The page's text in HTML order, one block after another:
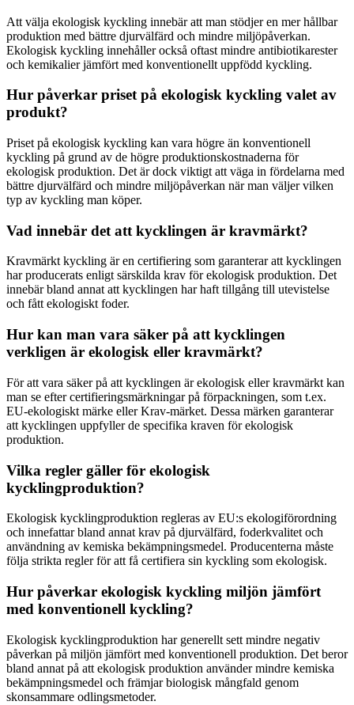
Att välja ekologisk kyckling innebär att man stödjer en mer hållbar
produktion med bättre djurvälfärd och mindre miljöpåverkan.
Ekologisk kyckling innehåller också oftast mindre antibiotikarester
och kemikalier jämfört med konventionellt uppfödd kyckling.
Hur påverkar priset på ekologisk kyckling valet av
produkt?
Priset på ekologisk kyckling kan vara högre än konventionell
kyckling på grund av de högre produktionskostnaderna för
ekologisk produktion. Det är dock viktigt att väga in fördelarna med
bättre djurvälfärd och mindre miljöpåverkan när man väljer vilken
typ av kyckling man köper.
Vad innebär det att kycklingen är kravmärkt?
Kravmärkt kyckling är en certifiering som garanterar att kycklingen
har producerats enligt särskilda krav för ekologisk produktion. Det
innebär bland annat att kycklingen har haft tillgång till utevistelse
och fått ekologiskt foder.
Hur kan man vara säker på att kycklingen
verkligen är ekologisk eller kravmärkt?
För att vara säker på att kycklingen är ekologisk eller kravmärkt kan
man se efter certifieringsmärkningar på förpackningen, som t.ex.
EU-ekologiskt märke eller Krav-märket. Dessa märken garanterar
att kycklingen uppfyller de specifika kraven för ekologisk
produktion.
Vilka regler gäller för ekologisk
kycklingproduktion?
Ekologisk kycklingproduktion regleras av EU:s ekologiförordning
och innefattar bland annat krav på djurvälfärd, foderkvalitet och
användning av kemiska bekämpningsmedel. Producenterna måste
följa strikta regler för att få certifiera sin kyckling som ekologisk.
Hur påverkar ekologisk kyckling miljön jämfört
med konventionell kyckling?
Ekologisk kycklingproduktion har generellt sett mindre negativ
påverkan på miljön jämfört med konventionell produktion. Det beror
bland annat på att ekologisk produktion använder mindre kemiska
bekämpningsmedel och främjar biologisk mångfald genom
skonsammare odlingsmetoder.